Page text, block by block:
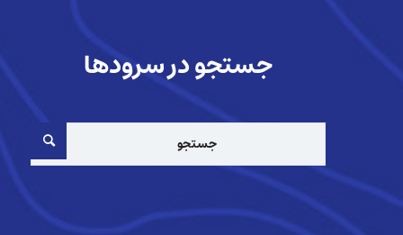
جستجو در سرودها